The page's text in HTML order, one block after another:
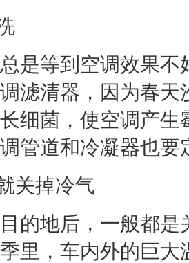
是等到 空调效果不
滤清器，因为春天
细菌，使空调产生
管道和冷凝器也要
掉冷气
地后，一般都是
里，车内外的巨大